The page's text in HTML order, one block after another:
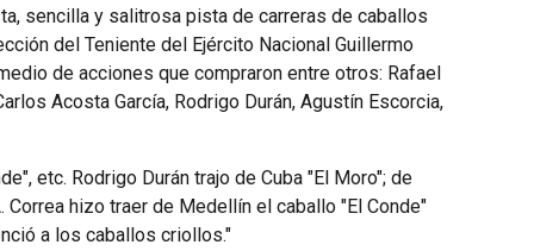
sencilla y salitrosa pista de carreras de caballos
del Teniente del Ejército Nacional Guillermo
de acciones que compraron entre otros: Rafael
Acosta García, Rodrigo Durán, Agustín Escorcia,
etc. Rodrigo Durán trajo de Cuba "El Moro"; de
hizo traer de Medellín el caballo "El Conde"
a los caballos criollos."